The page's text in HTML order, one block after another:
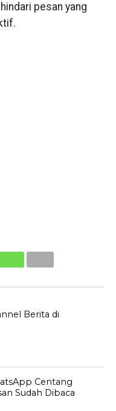
pesan yang
Berita di
Centang
Sudah Dibaca